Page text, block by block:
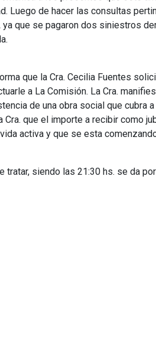
Luego de hacer las consultas
que se pagaron dos siniestros
que la Cra. Cecilia Fuentes
a La Comisión. La Cra.
de una obra social que
Cra. que el importe a recibir como
activa y que se esta
tratar, siendo las 21:30 hs. se da